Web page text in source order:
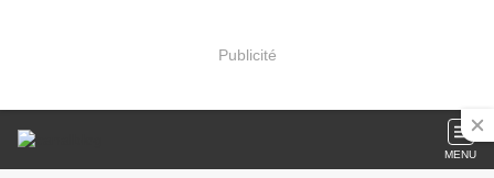
Publicité
MENU